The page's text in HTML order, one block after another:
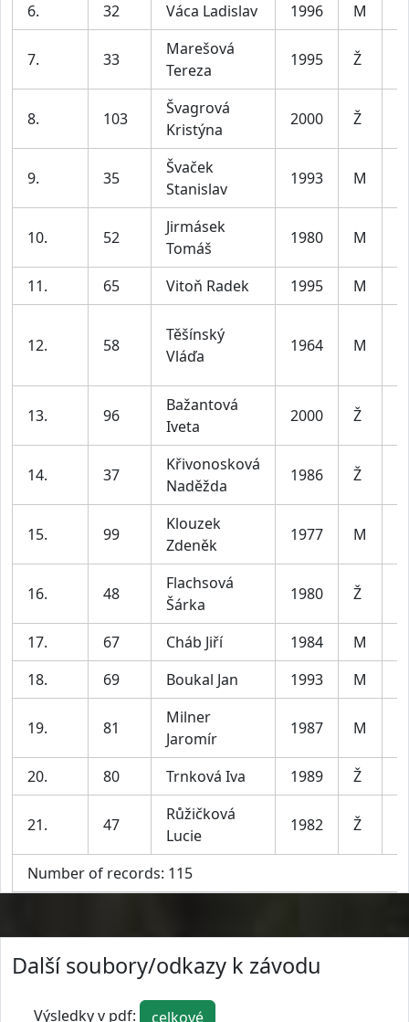
6. 32 Váca Ladislav 1996 M
7. 33
Marešová
Tereza
1995 Ž
8. 103
Švagrová
Kristýna
2000 Ž
9. 35
Švaček
Stanislav
1993 M
10. 52
Jirmásek
Tomáš
1980 M
11. 65 Vitoň Radek 1995 M
12. 58
Těšínský
Vláďa
1964 M
13. 96
Bažantová
Iveta
2000 Ž
14. 37
Křivonosková
Naděžda
1986 Ž
15. 99
Klouzek
Zdeněk
1977 M
16. 48
Flachsová
Šárka
1980 Ž
17. 67 Cháb Jiří 1984
M
18.
69 Boukal Jan 1993 M
19. 81
Milner
Jaromír
1987 M
20. 80 Trnková Iva 1989 Ž
21. 47
Růžičková
Lucie
1982 Ž
Number of records: 115
Další soubory/odkazy k závodu
Výsledky v pdf: celkové